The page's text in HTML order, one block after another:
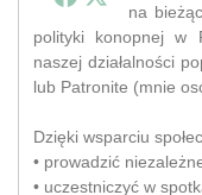
na
polityki konopnej w
naszej działalności
lub Patronite (mnie
Dzięki wsparciu
• prowadzić
• uczestniczyć w